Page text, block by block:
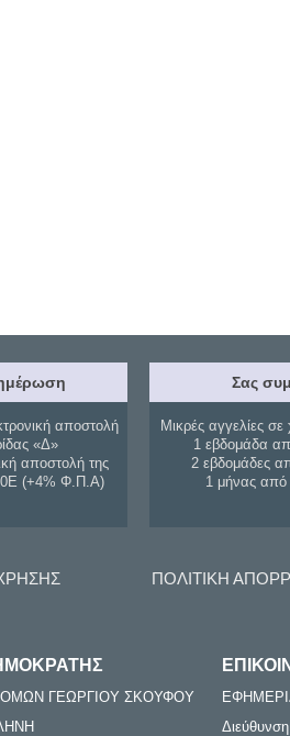
αποστολή
«Δ»
αποστολή της
(+4% Φ.Π.Α)
Σας
Μικρές αγγελίες σε
1 εβδομάδα
2 εβδομάδες
1 μήνας
ΠΟΛΙΤΙΚΗ
ΓΕΩΡΓΙΟΥ ΣΚΟΥΦΟΥ